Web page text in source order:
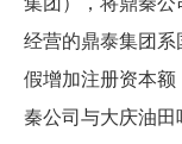
经营的鼎泰集团
假增加注册资本
秦公司与大庆油